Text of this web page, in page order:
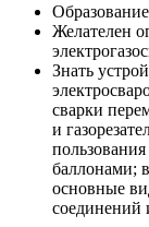
Желателен
Знать
сварки
и
баллонами;
основные
соединений